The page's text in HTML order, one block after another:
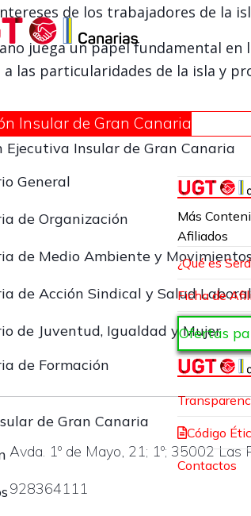
Más
Afiliados
¿Qué es
Ficha de
Ofertas
Código
Contactos
de los trabajadores de la
juega un papel fundamental en
a las particularidades de la isla y
Insular de Gran Canaria
Ejecutiva Insular de Gran Canaria
General
de Organización
de Medio Ambiente y
de Acción Sindical y Salud Laboral
de Juventud, Igualdad y Mujer
de Formación
de Gran Canaria
Avda. 1º de Mayo, 21; 1º; 35002 Las
928364111